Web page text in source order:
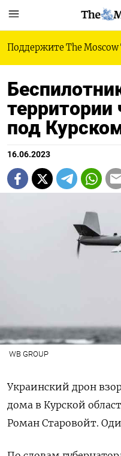
Поддержите The Moscow
территории
под
16.06.2023
WB GROUP
Украинский дрон
дома в Курской
Роман Старовойт.